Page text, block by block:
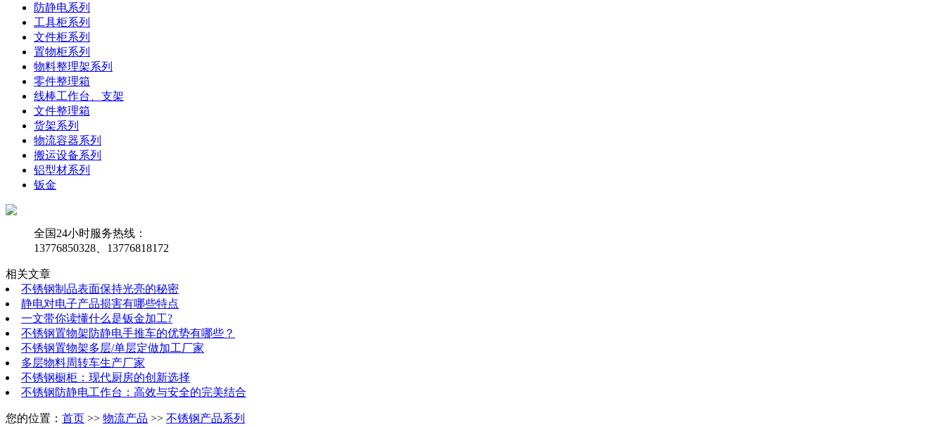
防静电系列
工具柜系列
文件柜系列
置物柜系列
物料整理架系列
零件整理箱
线棒工作台、支架
文件整理箱
货架系列
物流容器系列
搬运设备系列
铝型材系列
钣金
全国24小时服务热线：
13776850328、13776818172
相关文章
不锈钢制品表面保持光亮的秘密
静电对电子产品损害有哪些特点
一文带你读懂什么是钣金加工?
不锈钢置物架防静电手推车的优势有哪些？
不锈钢置物架多层/单层定做加工厂家
多层物料周转车生产厂家
不锈钢橱柜：现代厨房的创新选择
不锈钢防静电工作台：高效与安全的完美结合
您的位置： 首页 >> 物流产品 >> 不锈钢产品系列